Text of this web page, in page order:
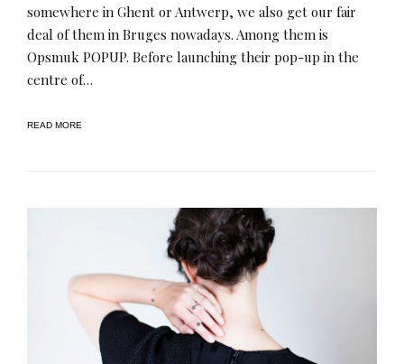
somewhere in Ghent or Antwerp, we also get our fair
deal of them in Bruges nowadays. Among them is
Opsmuk POPUP. Before launching their pop-up in the
centre of…
READ MORE